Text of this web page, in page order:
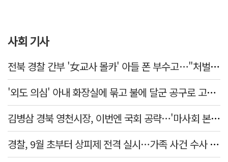
사회 기사
전북 경찰 간부 '女교사 몰카' 아들 폰 부수고…"처벌 못하는 사안" 내부망에 글
'외도 의심' 아내 화장실에 묶고 불에 달군 공구로 고문…남편 검거
김병삼 경북 영천시장, 이번엔 국회 공략…'마사회 본사 이전·광역교통망 확충' 요청
경찰, 9월 초부터 상피제 전격 실시…가족 사건 수사 못해